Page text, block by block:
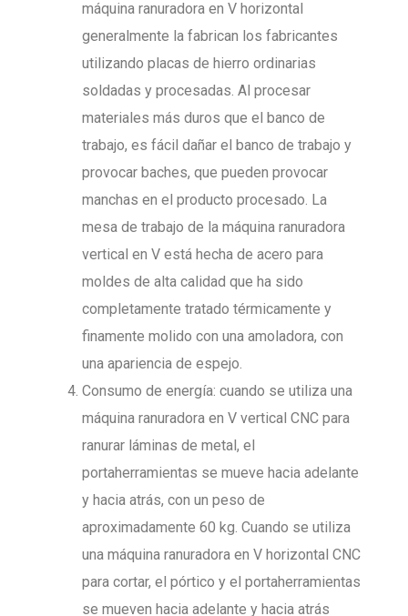
máquina ranuradora en V horizontal
generalmente la fabrican los fabricantes
utilizando placas de hierro ordinarias
soldadas y procesadas. Al procesar
materiales más duros que el banco de
trabajo, es fácil dañar el banco de trabajo y
provocar baches, que pueden provocar
manchas en el producto procesado. La
mesa de trabajo de la máquina ranuradora
vertical en V está hecha de acero para
moldes de alta calidad que ha sido
completamente tratado térmicamente y
finamente molido con una amoladora, con
una apariencia de espejo.
Consumo de energía: cuando se utiliza una
máquina ranuradora en V vertical CNC para
ranurar láminas de metal, el
portaherramientas se mueve hacia adelante
y hacia atrás, con un peso de
aproximadamente 60 kg. Cuando se utiliza
una máquina ranuradora en V horizontal CNC
para cortar, el pórtico y el portaherramientas
se mueven hacia adelante y hacia atrás